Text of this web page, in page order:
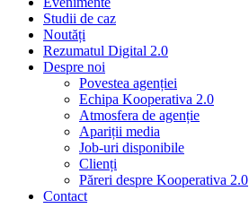
Studii de caz
Noutăți
Rezumatul Digital 2.0
Despre noi
Povestea agenției
Echipa Kooperativa 2.0
Atmosfera de agenție
Apariții media
Job-uri disponibile
Clienți
Păreri despre Kooperativa 2.0
Contact